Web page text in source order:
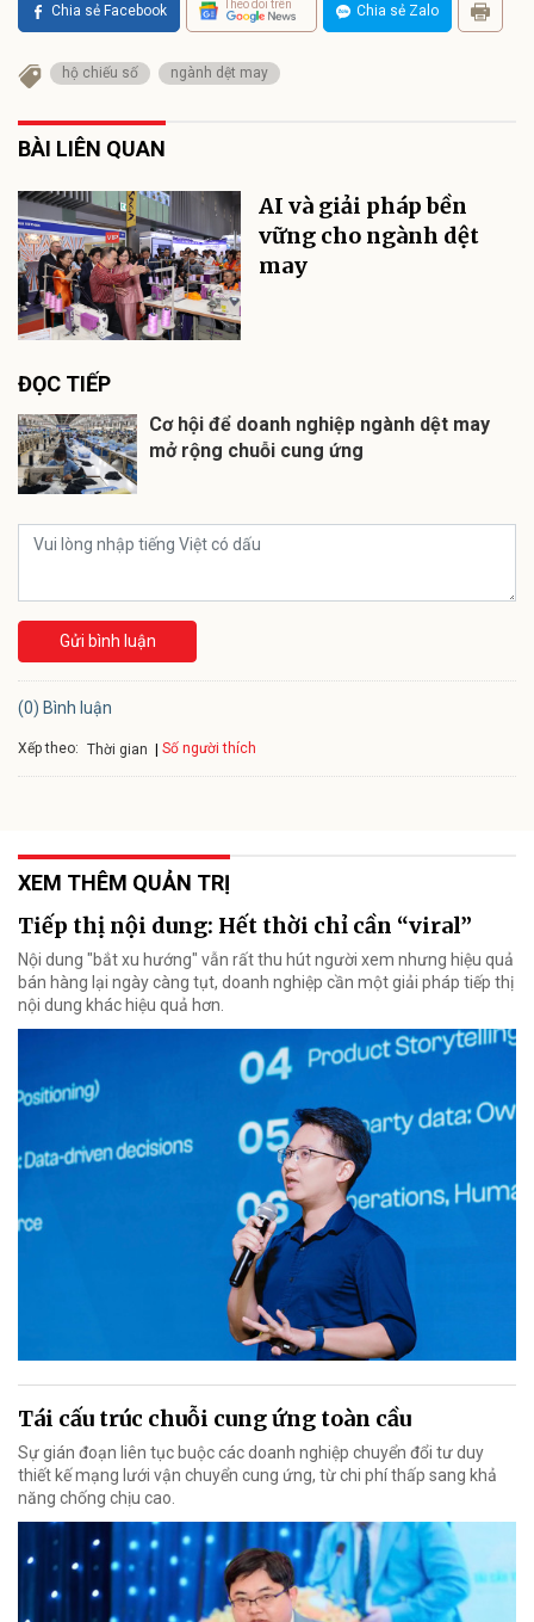
Chia sẻ Facebook Theo dõi trên Chia sẻ Zalo
hộ chiếu số ngành dệt may
BÀI LIÊN QUAN
AI và giải pháp bền
vững cho ngành dệt
may
ĐỌC TIẾP
Cơ hội để doanh nghiệp ngành dệt may
mở rộng chuỗi cung ứng
Gửi bình luận
(0) Bình luận
Xếp theo: Thời gian Số người thích
XEM THÊM QUẢN TRỊ
Tiếp thị nội dung: Hết thời chỉ cần “viral”
Nội dung "bắt xu hướng" vẫn rất thu hút người xem nhưng hiệu quả
bán hàng lại ngày càng tụt, doanh nghiệp cần một giải pháp tiếp thị
nội dung khác hiệu quả hơn.
Tái cấu trúc chuỗi cung ứng toàn cầu
Sự gián đoạn liên tục buộc các doanh nghiệp chuyển đổi tư duy
thiết kế mạng lưới vận chuyển cung ứng, từ chi phí thấp sang khả
năng chống chịu cao.